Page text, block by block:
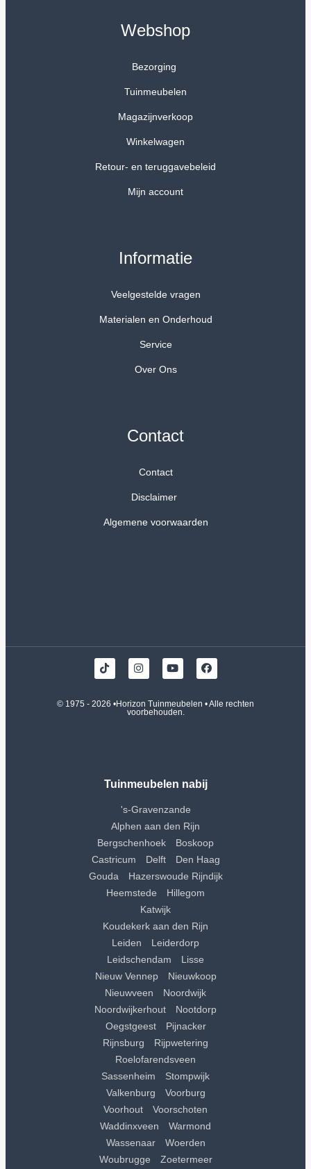
Webshop
Bezorging
Tuinmeubelen
Magazijnverkoop
Winkelwagen
Retour- en teruggavebeleid
Mijn account
Informatie
Veelgestelde vragen
Materialen en Onderhoud
Service
Over Ons
Contact
Contact
Disclaimer
Algemene voorwaarden
© 1975 - 2026 •Horizon Tuinmeubelen • Alle rechten
voorbehouden.
Tuinmeubelen nabij
's-Gravenzande
Alphen aan den Rijn
Bergschenhoek
Boskoop
Castricum
Delft
Den Haag
Gouda
Hazerswoude Rijndijk
Heemstede
Hillegom
Katwijk
Koudekerk aan den Rijn
Leiden
Leiderdorp
Leidschendam
Lisse
Nieuw Vennep
Nieuwkoop
Nieuwveen
Noordwijk
Noordwijkerhout
Nootdorp
Oegstgeest
Pijnacker
Rijnsburg
Rijpwetering
Roelofarendsveen
Sassenheim
Stompwijk
Valkenburg
Voorburg
Voorhout
Voorschoten
Waddinxveen
Warmond
Wassenaar
Woerden
Woubrugge
Zoetermeer